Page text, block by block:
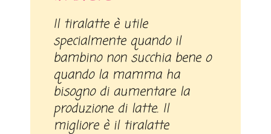
Il tiralatte è utile
specialmente quando il
bambino non succhia bene o
quando la mamma ha
bisogno di aumentare la
produzione di latte. Il
migliore è il tiralatte